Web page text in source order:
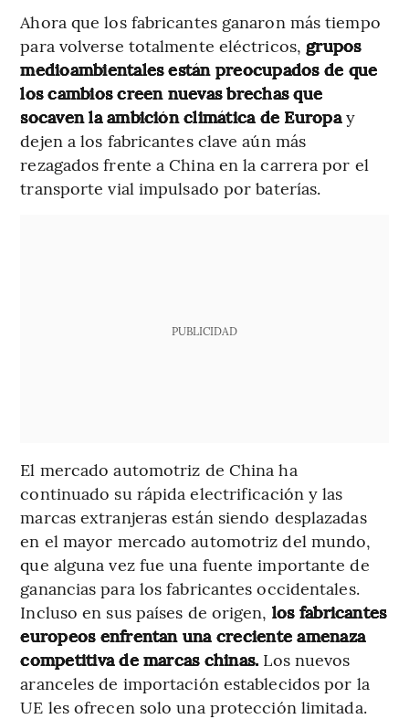
Ahora que los fabricantes ganaron más tiempo
para volverse totalmente eléctricos, grupos
medioambientales están preocupados de que
los cambios creen nuevas brechas que
socaven la ambición climática de Europay
dejen a los fabricantes clave aún más
rezagados frente a China en la carrera por el
transporte vial impulsado por baterías.
PUBLICIDAD
El mercado automotriz de China ha
continuado su rápida electrificación y las
marcas extranjeras están siendo desplazadas
en el mayor mercado automotriz del mundo,
que alguna vez fue una fuente importante de
ganancias para los fabricantes occidentales.
Incluso en sus países de origen, los fabricantes
europeos enfrentan una creciente amenaza
competitiva de marcas chinas. Los nuevos
aranceles de importación establecidos por la
UE les ofrecen solo una protección limitada.